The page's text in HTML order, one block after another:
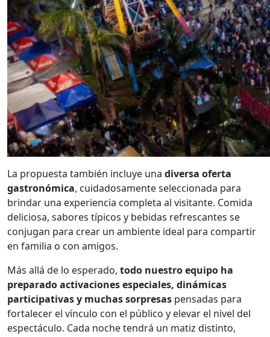
La propuesta también incluye una diversa oferta
gastronómica, cuidadosamente seleccionada para
brindar una experiencia completa al visitante. Comida
deliciosa, sabores típicos y bebidas refrescantes se
conjugan para crear un ambiente ideal para compartir
en familia o con amigos.
Más allá de lo esperado, todo nuestro equipo ha
preparado activaciones especiales, dinámicas
participativas y muchas sorpresas pensadas para
fortalecer el vínculo con el público y elevar el nivel del
espectáculo. Cada noche tendrá un matiz distinto,